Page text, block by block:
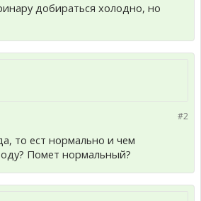
добираться холодно, но
#2
то ест нормально и чем
Помет нормальный?